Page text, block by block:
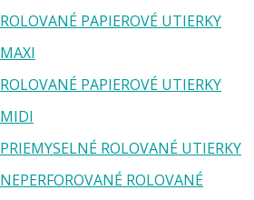
ROLOVANÉ PAPIEROVÉ UTIERKY
MAXI
ROLOVANÉ PAPIEROVÉ UTIERKY
MIDI
PRIEMYSELNÉ ROLOVANÉ UTIERKY
NEPERFOROVANÉ ROLOVANÉ